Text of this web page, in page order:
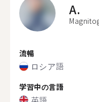
A.
流暢
ロシア語
学習中の言語